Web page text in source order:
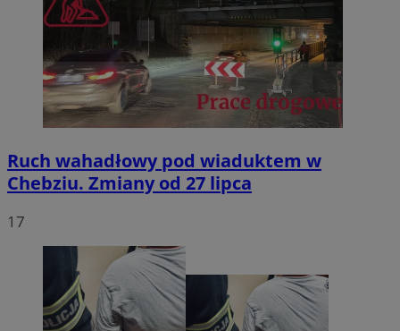
Ruch wahadłowy pod wiaduktem w
Chebziu. Zmiany od 27 lipca
17